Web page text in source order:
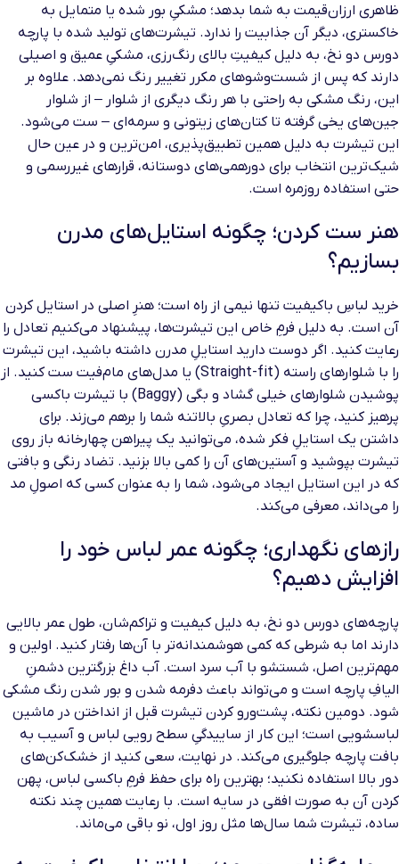
ظاهری ارزان‌قیمت به شما بدهد؛ مشکیِ بور شده یا متمایل به
خاکستری، دیگر آن جذابیت را ندارد. تیشرت‌های تولید شده با پارچه
دورس دو نخ، به دلیل کیفیتِ بالای رنگ‌رزی، مشکیِ عمیق و اصیلی
دارند که پس از شست‌وشوهای مکرر تغییر رنگ نمی‌دهد. علاوه بر
این، رنگ مشکی به راحتی با هر رنگ دیگری از شلوار – از شلوار
جین‌های یخی گرفته تا کتان‌های زیتونی و سرمه‌ای – ست می‌شود.
این تیشرت به دلیل همین تطبیق‌پذیری، امن‌ترین و در عین حال
شیک‌ترین انتخاب برای دورهمی‌های دوستانه، قرارهای غیررسمی و
حتی استفاده روزمره است.
هنر ست کردن؛ چگونه استایل‌های مدرن
بسازیم؟
خرید لباسِ باکیفیت تنها نیمی از راه است؛ هنرِ اصلی در استایل کردن
آن است. به دلیل فرمِ خاص این تیشرت‌ها، پیشنهاد می‌کنیم تعادل را
رعایت کنید. اگر دوست دارید استایلِ مدرن داشته باشید، این تیشرت
را با شلوارهای راسته (Straight-fit) یا مدل‌های مام‌فیت ست کنید. از
پوشیدن شلوارهای خیلی گشاد و بگی (Baggy) با تیشرت باکسی
پرهیز کنید، چرا که تعادل بصریِ بالاتنه شما را برهم می‌زند. برای
داشتن یک استایلِ فکر شده، می‌توانید یک پیراهن چهارخانه باز روی
تیشرت بپوشید و آستین‌های آن را کمی بالا بزنید. تضاد رنگی و بافتی
که در این استایل ایجاد می‌شود، شما را به عنوان کسی که اصولِ مد
را می‌داند، معرفی می‌کند.
رازهای نگهداری؛ چگونه عمر لباس خود را
افزایش دهیم؟
پارچه‌های دورس دو نخ، به دلیل کیفیت و تراکم‌شان، طول عمر بالایی
دارند اما به شرطی که کمی هوشمندانه‌تر با آن‌ها رفتار کنید. اولین و
مهم‌ترین اصل، شستشو با آب سرد است. آب داغ بزرگترین دشمنِ
الیافِ پارچه است و می‌تواند باعث دفرمه شدن و بور شدن رنگ مشکی
شود. دومین نکته، پشت‌ورو کردن تیشرت قبل از انداختن در ماشین
لباسشویی است؛ این کار از ساییدگیِ سطح رویی لباس و آسیب به
بافت پارچه جلوگیری می‌کند. در نهایت، سعی کنید از خشک‌کن‌های
دور بالا استفاده نکنید؛ بهترین راه برای حفظ فرمِ باکسی لباس، پهن
کردن آن به صورت افقی در سایه است. با رعایت همین چند نکته
ساده، تیشرت شما سال‌ها مثل روز اول، نو باقی می‌ماند.